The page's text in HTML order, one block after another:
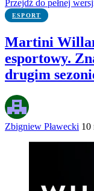
Przejdź do pełnej
ESPORT
Martini
esportowy.
drugim
Zbigniew Pławecki 10